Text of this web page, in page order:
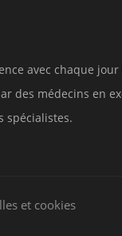
avec chaque
des médecins en
spécialistes.
et cookies